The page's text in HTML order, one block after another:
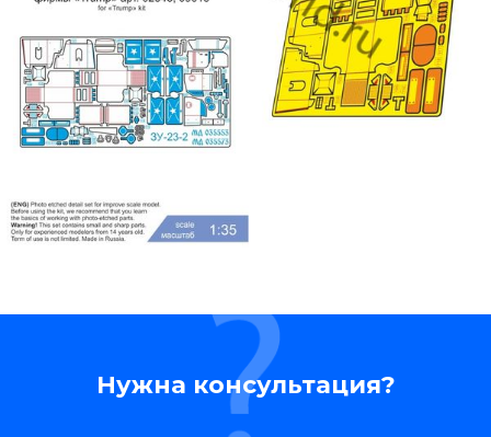
Нужна консультация?